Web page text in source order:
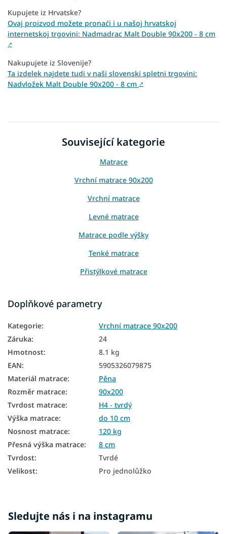
Kupujete iz Hrvatske?
Ovaj proizvod možete pronaći i u našoj hrvatskoj
internetskoj trgovini: Nadmadrac Malt Double 90x200 - 8 cm
↗
Nakupujete iz Slovenije?
Ta izdelek najdete tudi v naši slovenski spletni trgovini:
Nadvložek Malt Double 90x200 - 8 cm ↗
Související kategorie
Matrace
Vrchní matrace 90x200
Vrchní matrace
Levné matrace
Matrace podle výšky
Tenké matrace
Přistýlkové matrace
Matrace na gauč
Matrace na válendu
Levné matrace 90x200
Tenké matrace 90x200
Vrchní matrace tvrdé
Vrchní matrace 8 cm
Doplňkové parametry
Kategorie:
Vrchní matrace 90x200
Záruka:
24
Hmotnost:
8.1 kg
EAN:
5905326079875
Materiál matrace:
Pěna
Rozměr matrace:
90x200
Tvrdost matrace:
H4 - tvrdý
Výška matrace:
do 10 cm
Nosnost matrace:
120 kg
Přesná výška matrace:
8 cm
Tvrdost:
Tvrdé
Velikost: Pro jednolůžko
Sledujte nás i na instagramu